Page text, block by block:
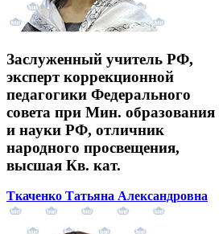
Заслуженный учитель РФ,
эксперт коррекционной
педагогики Федерального
совета при Мин. образования
и науки РФ, отличник
народного просвещения,
высшая Кв. кат.
Ткаченко Татьяна Александровна